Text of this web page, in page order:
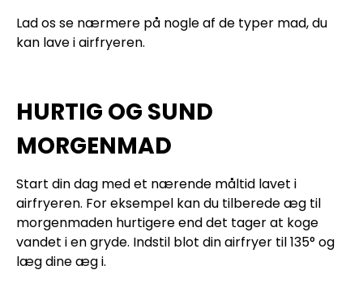
Lad os se nærmere på nogle af de typer mad, du
kan lave i airfryeren.
HURTIG OG SUND
MORGENMAD
Start din dag med et nærende måltid lavet i
airfryeren. For eksempel kan du tilberede æg til
morgenmaden hurtigere end det tager at koge
vandet i en gryde. Indstil blot din airfryer til 135° og
læg dine æg i.